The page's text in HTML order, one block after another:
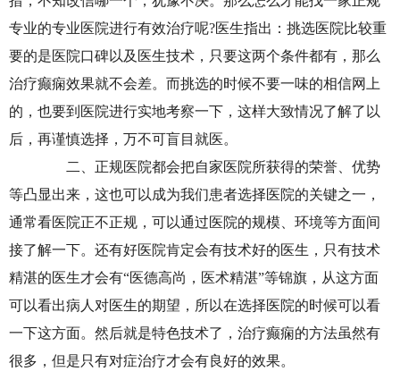
专业的专业医院进行有效治疗呢?医生指出：挑选医院比较重
要的是医院口碑以及医生技术，只要这两个条件都有，那么
治疗癫痫效果就不会差。而挑选的时候不要一味的相信网上
的，也要到医院进行实地考察一下，这样大致情况了解了以
后，再谨慎选择，万不可盲目就医。
二、正规医院都会把自家医院所获得的荣誉、优势
等凸显出来，这也可以成为我们患者选择医院的关键之一，
通常看医院正不正规，可以通过医院的规模、环境等方面间
接了解一下。还有好医院肯定会有技术好的医生，只有技术
精湛的医生才会有“医德高尚，医术精湛”等锦旗，从这方面
可以看出病人对医生的期望，所以在选择医院的时候可以看
一下这方面。然后就是特色技术了，治疗癫痫的方法虽然有
很多，但是只有对症治疗才会有良好的效果。